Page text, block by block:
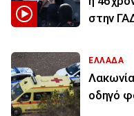
στην
ΕΛΛΑΔΑ
οδηγό